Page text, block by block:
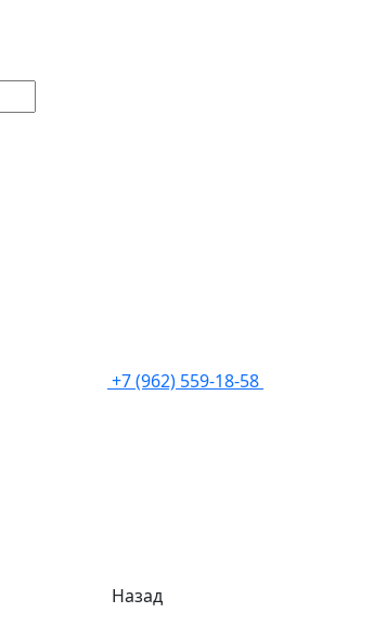
+7 (962) 559-18-58
Назад